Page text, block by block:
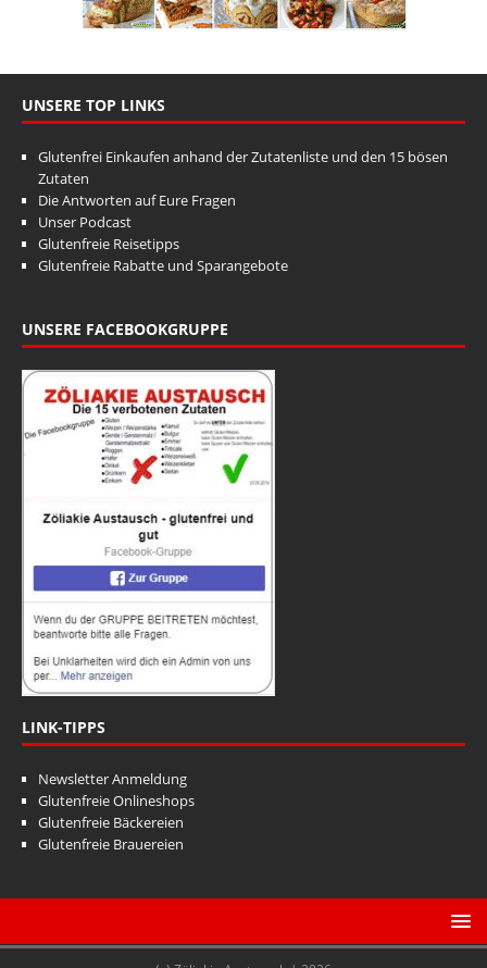
UNSERE TOP LINKS
Glutenfrei Einkaufen anhand der Zutatenliste und den 15 bösen
Zutaten
Die Antworten auf Eure Fragen
Unser Podcast
Glutenfreie Reisetipps
Glutenfreie Rabatte und Sparangebote
UNSERE FACEBOOKGRUPPE
LINK-TIPPS
Newsletter Anmeldung
Glutenfreie Onlineshops
Glutenfreie Bäckereien
Glutenfreie Brauereien